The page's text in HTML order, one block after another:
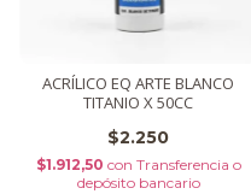
ACRÍLICO EQ ARTE BLANCO
TITANIO X 50CC
$2.250
$1.912,50 con Transferencia o
depósito bancario